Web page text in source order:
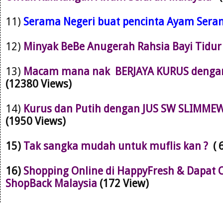
11) Serama Negeri buat pencinta Ayam
12) Minyak BeBe Anugerah Rahsia Bayi
13) Macam mana nak BERJAYA KURUS
(12380 Views)
14) Kurus dan Putih dengan JUS SW
(1950 Views)
15) Tak sangka mudah untuk muflis kan ? (
16) Shopping Online di HappyFresh & Dapat
ShopBack Malaysia (172 View)